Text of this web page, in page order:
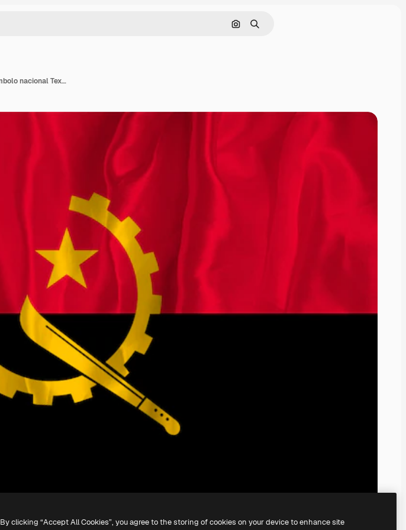
Pesquisar por imagem
Buscar
A bandeira de Angola em um fundo de seda é um grande símbolo nacional Textura de tecido O símbolo oficial do estado do país Fundo da bandeira angolana
By clicking “Accept All Cookies”, you agree to the storing of cookies on your device to enhance site